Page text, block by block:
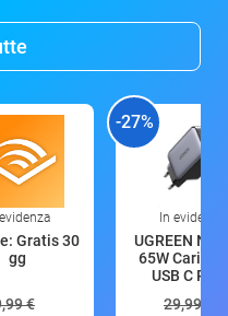
evidenza
Gratis 30
gg
€
-27%
In evidenza
UGREEN
65W
USB C
29,99 €